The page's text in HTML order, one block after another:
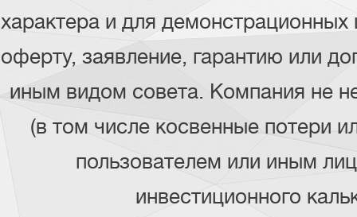
характера и для
оферту, заявление, гарантию или
иным видом совета. Компания не
(в том числе косвенные потери
пользователем или иным
инвестиционного